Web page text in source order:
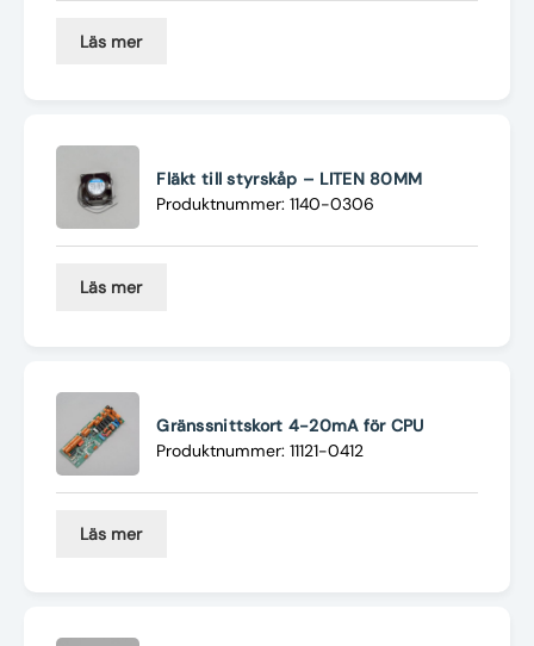
Läs mer
Fläkt till styrskåp – LITEN 80MM
Produktnummer: 1140-0306
Läs mer
Gränssnittskort 4-20mA för CPU
Produktnummer: 11121-0412
Läs mer